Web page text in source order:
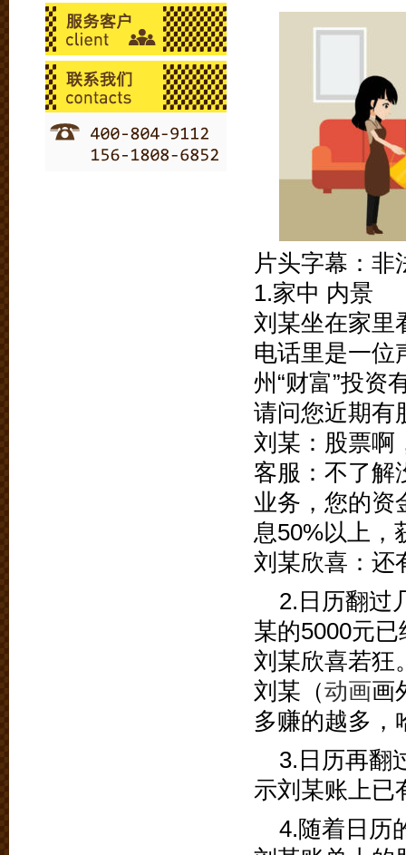
片头字幕：非
1.家中 内景
刘某坐在家里
电话里是一位
州“财富”投资
请问您近期有
刘某：股票啊
客服：不了解
业务，您的资
息50%以上，
刘某欣喜：还
2.日历翻过
某的5000元
刘某欣喜若狂
刘某（动画画
多赚的越多，
3.日历再翻
示刘某账上已
4.随着日历